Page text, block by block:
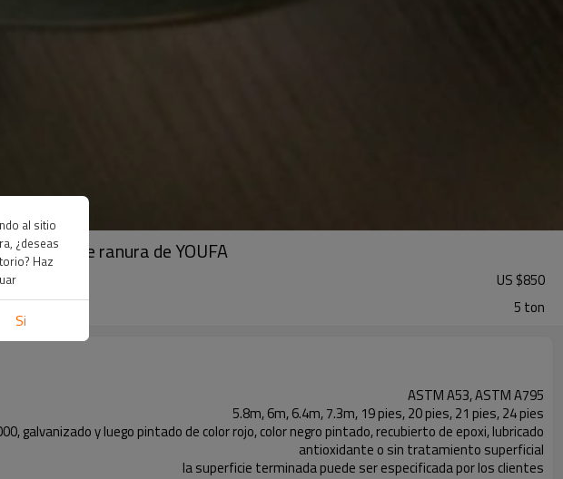
de ranura de YOUFA
US $850
5 ton
ASTM A53, ASTM A795
5.8m, 6m, 6.4m, 7.3m, 19 pies, 20 pies, 21 pies, 24 pies
galvanizado y luego pintado de color rojo, color negro pintado, recubierto de epoxi, lubricado
antioxidante o sin tratamiento superficial
la superficie terminada puede ser especificada por los clientes
al sitio
¿deseas
Haz
Si